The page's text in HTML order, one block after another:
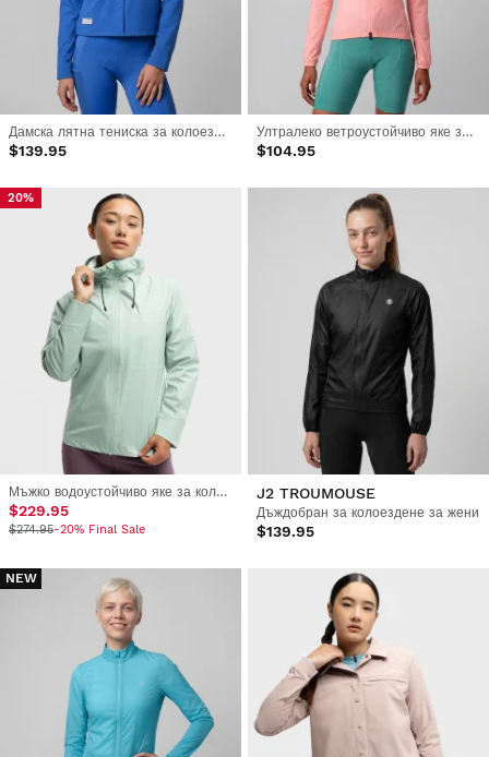
Дамска лятна тениска за колоездене на чакъл
$139.95
Ултралеко ветроустойчиво яке за колоездене за жени
$104.95
20%
Мъжко водоустойчиво яке за колоездене
$229.95
$274.95-20% Final Sale
J2 TROUMOUSE
Дъждобран за колоездене за жени
$139.95
NEW